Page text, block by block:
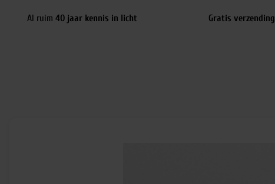
Al ruim 40 jaar kennis in licht Gratis verzending